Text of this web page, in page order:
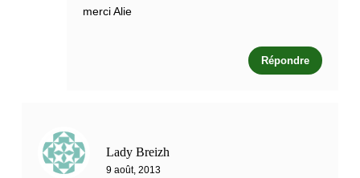
merci Alie
Répondre
Lady Breizh
9 août, 2013